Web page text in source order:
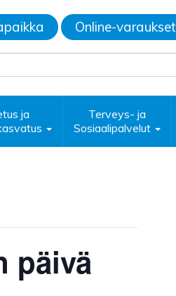
Online-varaukset
ja
Terveys- ja
Sosiaalipalvelut
päivä